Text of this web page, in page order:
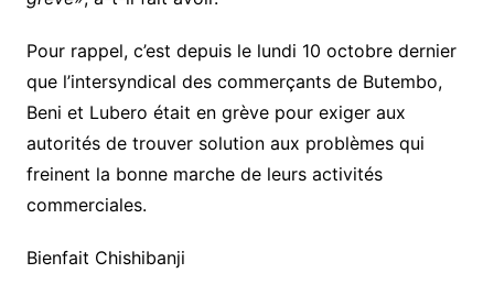
Pour rappel, c’est depuis le lundi 10 octobre dernier
que l’intersyndical des commerçants de Butembo,
Beni et Lubero était en grève pour exiger aux
autorités de trouver solution aux problèmes qui
freinent la bonne marche de leurs activités
commerciales.
Bienfait Chishibanji